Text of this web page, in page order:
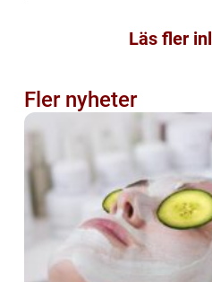
Läs fler
Fler nyheter